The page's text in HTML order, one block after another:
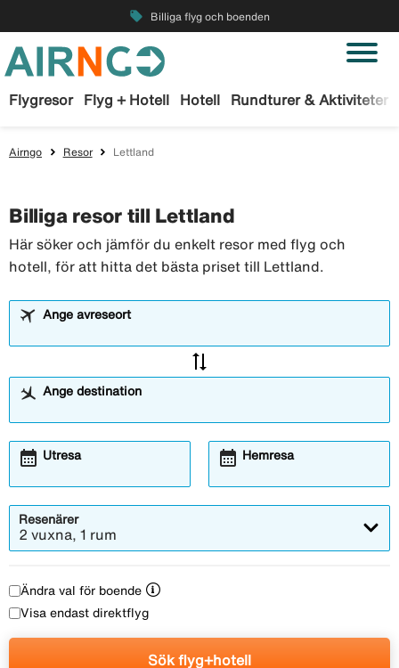
local_offer Billiga flyg och boenden
Flygresor Flyg + Hotell Hotell Rundturer & Aktiviteter
Airngo Resor Lettland
Billiga resor till Lettland
Här söker och jämför du enkelt resor med flyg och
hotell, för att hitta det bästa priset till Lettland.
Ange avreseort
sync_alt
Ange destination
Utresa
calendar_month Hemresa
calendar_month
Resenärer
2 vuxna, 1 rum
Ändra val för boende
Visa endast direktflyg
Sök flyg+hotell